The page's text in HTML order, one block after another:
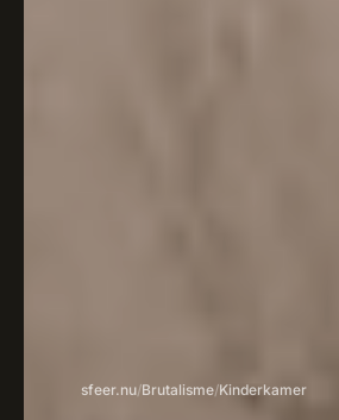
sfeer.nu/Brutalisme/Kinderkamer